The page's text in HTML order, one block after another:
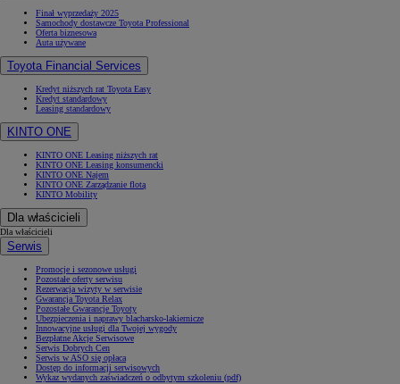
Finał wyprzedaży 2025
Samochody dostawcze Toyota Professional
Oferta biznesowa
Auta używane
Toyota Financial Services
Kredyt niższych rat Toyota Easy
Kredyt standardowy
Leasing standardowy
KINTO ONE
KINTO ONE Leasing niższych rat
KINTO ONE Leasing konsumencki
KINTO ONE Najem
KINTO ONE Zarządzanie flotą
KINTO Mobility
Dla właścicieli
Dla właścicieli
Serwis
Promocje i sezonowe usługi
Pozostałe oferty serwisu
Rezerwacja wizyty w serwisie
Gwarancja Toyota Relax
Pozostałe Gwarancje Toyoty
Ubezpieczenia i naprawy blacharsko-lakiernicze
Innowacyjne usługi dla Twojej wygody
Bezpłatne Akcje Serwisowe
Serwis Dobrych Cen
Serwis w ASO się opłaca
Dostęp do informacji serwisowych
Wykaz wydanych zaświadczeń o odbytym szkoleniu (pdf)